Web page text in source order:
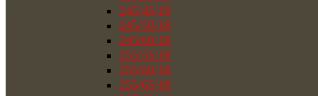
245/45/18
245/50/18
245/60/18
255/55/18
255/60/18
255/65/18